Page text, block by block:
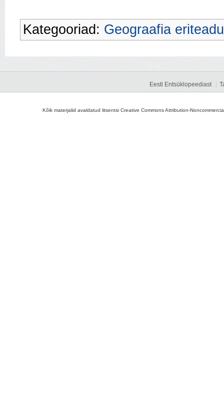
Kategooriad: Geograafia
Eesti Entsüklopeediast
Kõik materjalid avaldatud litsentsi Creative Commons Attribution-